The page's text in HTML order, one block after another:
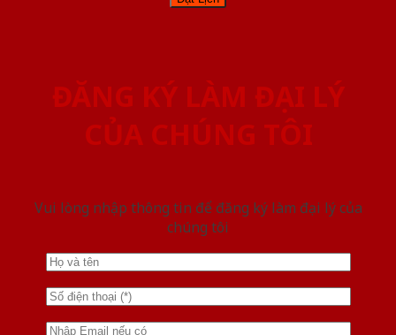
ĐĂNG KÝ LÀM ĐẠI LÝ
CỦA CHÚNG TÔI
Vui lòng nhập thông tin để đăng ký làm đại lý của
chúng tôi